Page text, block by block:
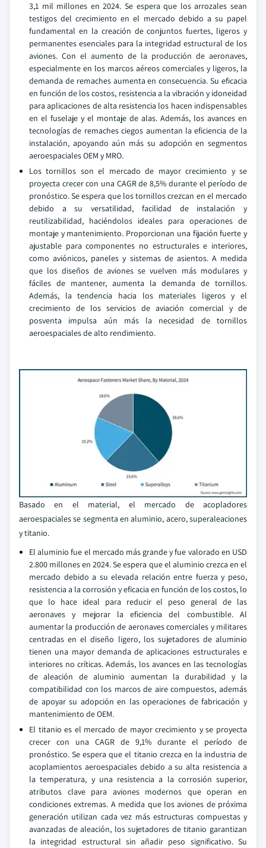
3,1 mil millones en 2024. Se espera que los arrozales sean
testigos del crecimiento en el mercado debido a su papel
fundamental en la creación de conjuntos fuertes, ligeros y
permanentes esenciales para la integridad estructural de los
aviones. Con el aumento de la producción de aeronaves,
especialmente en los marcos aéreos comerciales y ligeros, la
demanda de remaches aumenta en consecuencia. Su eficacia
en función de los costos, resistencia a la vibración y idoneidad
para aplicaciones de alta resistencia los hacen indispensables
en el fuselaje y el montaje de alas. Además, los avances en
tecnologías de remaches ciegos aumentan la eficiencia de la
instalación, apoyando aún más su adopción en segmentos
aeroespaciales OEM y MRO.
Los tornillos son el mercado de mayor crecimiento y se
proyecta crecer con una CAGR de 8,5% durante el período de
pronóstico. Se espera que los tornillos crezcan en el mercado
debido a su versatilidad, facilidad de instalación y
reutilizabilidad, haciéndolos ideales para operaciones de
montaje y mantenimiento. Proporcionan una fijación fuerte y
ajustable para componentes no estructurales e interiores,
como aviónicos, paneles y sistemas de asientos. A medida
que los diseños de aviones se vuelven más modulares y
fáciles de mantener, aumenta la demanda de tornillos.
Además, la tendencia hacia los materiales ligeros y el
crecimiento de los servicios de aviación comercial y de
posventa impulsa aún más la necesidad de tornillos
aeroespaciales de alto rendimiento.
Basado en el material, el mercado de acopladores
aeroespaciales se segmenta en aluminio, acero, superaleaciones
y titanio.
El aluminio fue el mercado más grande y fue valorado en USD
2.800 millones en 2024. Se espera que el aluminio crezca en el
mercado debido a su elevada relación entre fuerza y peso,
resistencia a la corrosión y eficacia en función de los costos, lo
que lo hace ideal para reducir el peso general de las
aeronaves y mejorar la eficiencia del combustible. Al
aumentar la producción de aeronaves comerciales y militares
centradas en el diseño ligero, los sujetadores de aluminio
tienen una mayor demanda de aplicaciones estructurales e
interiores no críticas. Además, los avances en las tecnologías
de aleación de aluminio aumentan la durabilidad y la
compatibilidad con los marcos de aire compuestos, además
de apoyar su adopción en las operaciones de fabricación y
mantenimiento de OEM.
El titanio es el mercado de mayor crecimiento y se proyecta
crecer con una CAGR de 9,1% durante el período de
pronóstico. Se espera que el titanio crezca en la industria de
acoplamientos aeroespaciales debido a su alta resistencia a
la temperatura, y una resistencia a la corrosión superior,
atributos clave para aviones modernos que operan en
condiciones extremas. A medida que los aviones de próxima
generación utilizan cada vez más estructuras compuestas y
avanzadas de aleación, los sujetadores de titanio garantizan
la integridad estructural sin añadir peso significativo. Su